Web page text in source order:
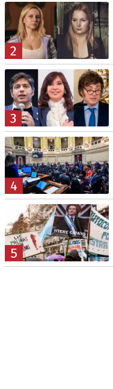
2
3
4
5